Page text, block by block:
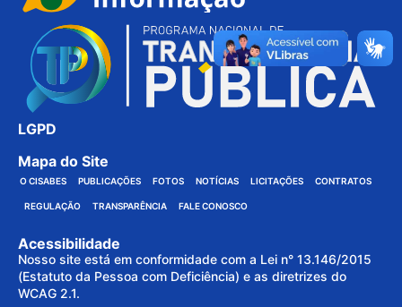
LGPD
Mapa do Site
O CISABES PUBLICAÇÕES FOTOS NOTÍCIAS LICITAÇÕES CONTRATOS
REGULAÇÃO TRANSPARÊNCIA FALE CONOSCO
Acessibilidade
Nosso site está em conformidade com a Lei n° 13.146/2015
(Estatuto da Pessoa com Deficiência) e as diretrizes do
WCAG 2.1.